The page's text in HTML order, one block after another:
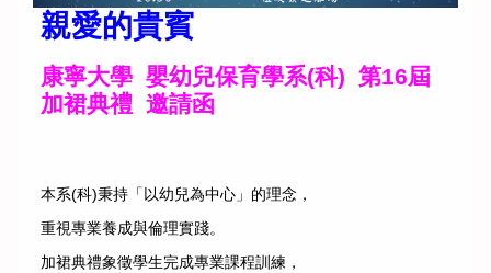
親愛的貴賓
康寧大學 嬰幼兒保育學系(科) 第16屆
加裙典禮 邀請函
本系(科)秉持「以幼兒為中心」的理念，
重視專業養成與倫理實踐。
加裙典禮象徵學生完成專業課程訓練，